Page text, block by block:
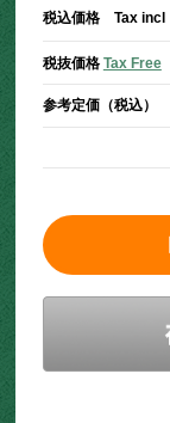
税込価格 Tax incl
税抜価格 Tax Free
参考定価（税込）